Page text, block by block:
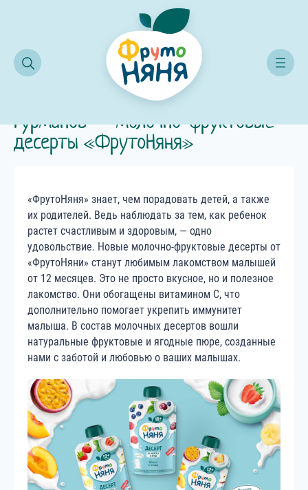
юных гурманов — молочно-фруктовые десерты «ФрутоНяня»
Встречайте новинку для юных
гурманов — молочно-фруктовые
десерты «ФрутоНяня»
«ФрутоНяня» знает, чем порадовать детей, а также
их родителей. Ведь наблюдать за тем, как ребенок
растет счастливым и здоровым, — одно
удовольствие. Новые молочно-фруктовые десерты от
«ФрутоНяни» станут любимым лакомством малышей
от 12 месяцев. Это не просто вкусное, но и полезное
лакомство. Они обогащены витамином С, что
дополнительно помогает укрепить иммунитет
малыша. В состав молочных десертов вошли
натуральные фруктовые и ягодные пюре, созданные
нами с заботой и любовью о ваших малышах.